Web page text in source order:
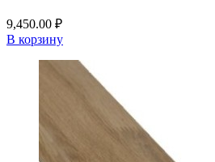
9,450.00 ₽
В корзину